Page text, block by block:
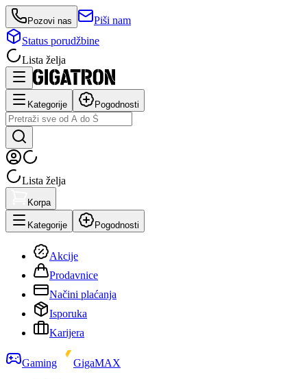
Pozovi nas
Piši nam
Status porudžbine
Lista želja
Kategorije Pogodnosti
Lista želja
Korpa
Kategorije Pogodnosti
Akcije
Prodavnice
Načini plaćanja
Isporuka
Karijera
Gaming
GigaMAX